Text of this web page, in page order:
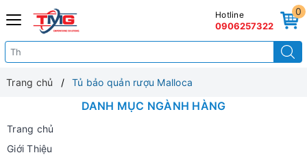
0
Hotline
0906257322
Trang chủ Tủ bảo quản rượu Malloca
DANH MỤC NGÀNH HÀNG
Trang chủ
Giới Thiệu